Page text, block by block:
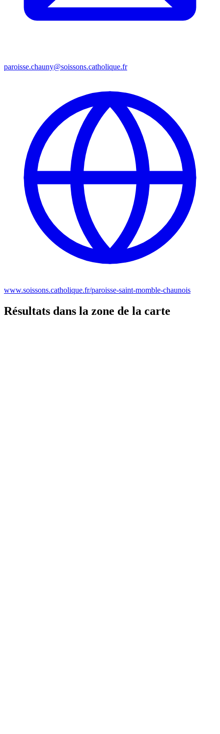
paroisse.chauny@soissons.catholique.fr
www.soissons.catholique.fr/paroisse-saint-momble-chaunois
Résultats dans la zone de la carte